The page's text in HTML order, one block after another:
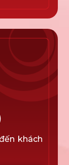
khách